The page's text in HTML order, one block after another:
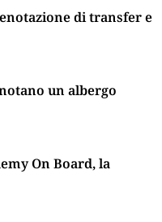
di transfer e
un albergo
On Board, la